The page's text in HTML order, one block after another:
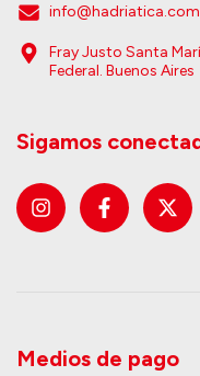
info@hadriatica.com
Fray Justo Santa
Federal. Buenos Aires
Sigamos
Medios de pago